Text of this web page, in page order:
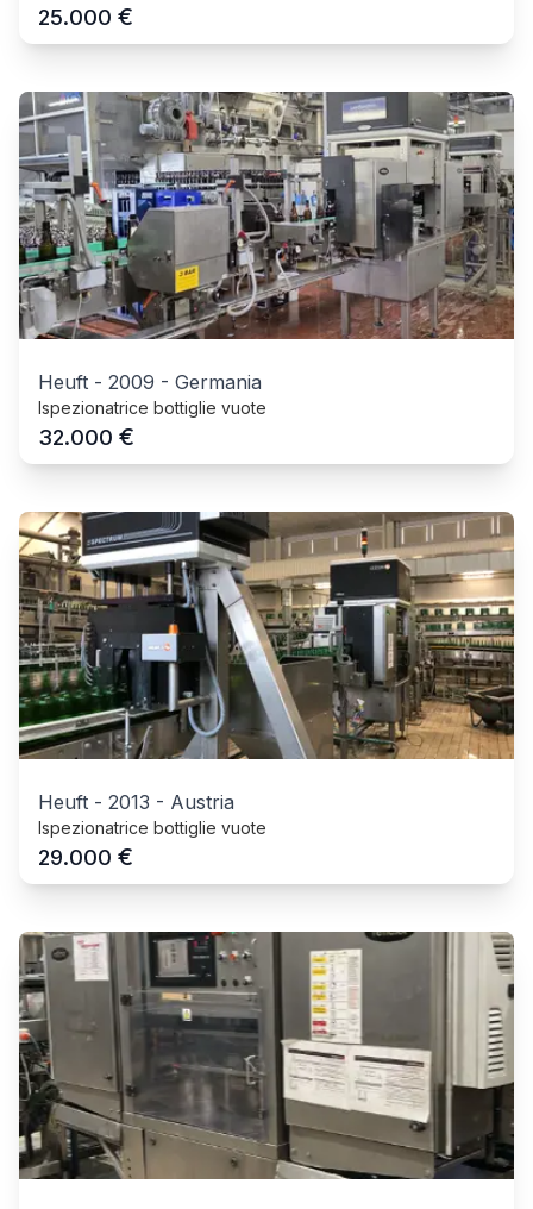
25.000 €
Heuft - 2009 - Germania
Ispezionatrice bottiglie vuote
32.000 €
Heuft - 2013 - Austria
Ispezionatrice bottiglie vuote
29.000 €